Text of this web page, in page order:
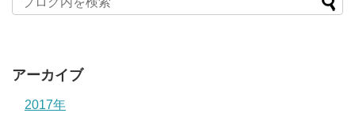
アーカイブ
2017年